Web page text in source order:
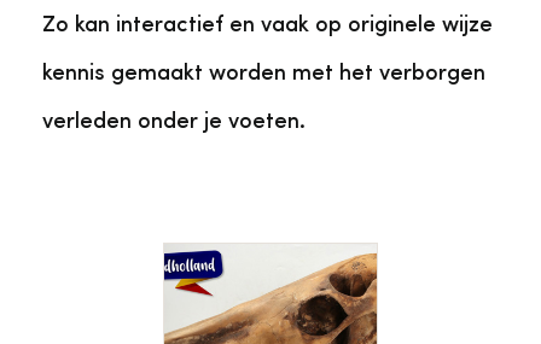
Zo kan interactief en vaak op originele wijze
kennis gemaakt worden met het verborgen
verleden onder je voeten.